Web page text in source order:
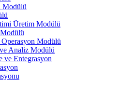
Modülü
Üretim Modülü
Modülü
Modülü
Analiz Modülü
ve Entegrasyon